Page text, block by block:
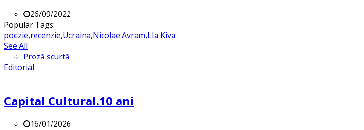
26/09/2022
Popular Tags:
poezie,recenzie,Ucraina,Nicolae Avram,LIa Kiva
See All
Proză scurtă
Editorial
Capital Cultural.10 ani
16/01/2026